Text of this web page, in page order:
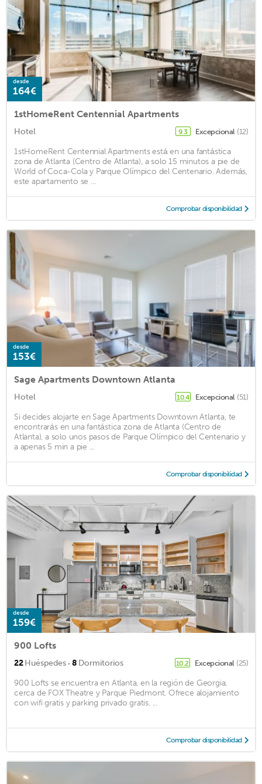
desde
164€
1stHomeRent Centennial Apartments
Hotel 9.3 Excepcional (12)
1stHomeRent Centennial Apartments está en una fantástica
zona de Atlanta (Centro de Atlanta), a solo 15 minutos a pie de
World of Coca-Cola y Parque Olímpico del Centenario. Además,
este apartamento se ...
Comprobar disponibilidad
desde
153€
Sage Apartments Downtown Atlanta
Hotel 10.4 Excepcional (51)
Si decides alojarte en Sage Apartments Downtown Atlanta, te
encontrarás en una fantástica zona de Atlanta (Centro de
Atlanta), a solo unos pasos de Parque Olímpico del Centenario y
a apenas 5 min a pie ...
Comprobar disponibilidad
desde
159€
900 Lofts
22Huéspedes · 8 Dormitorios 10.2 Excepcional (25)
900 Lofts se encuentra en Atlanta, en la región de Georgia,
cerca de FOX Theatre y Parque Piedmont. Ofrece alojamiento
con wifi gratis y parking privado gratis. ...
Comprobar disponibilidad